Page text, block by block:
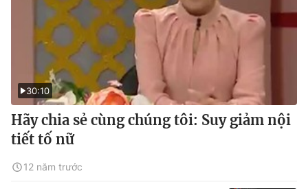
30:10
Hãy chia sẻ cùng chúng tôi: Suy giảm nội
tiết tố nữ
12 năm trước